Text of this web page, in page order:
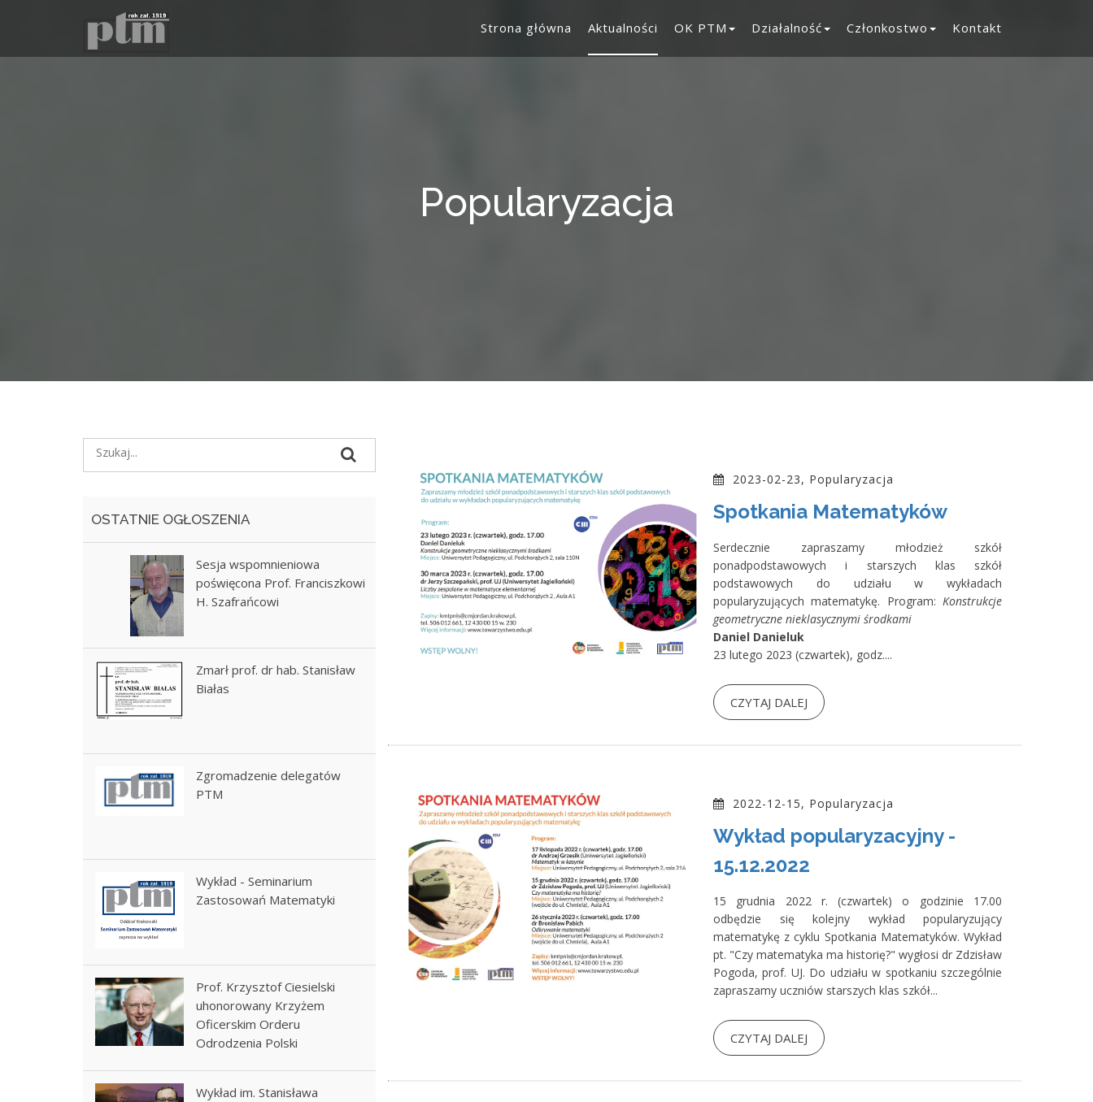
Strona główna Aktualności OK PTM Działalność Członkostwo Kontakt
Popularyzacja
OSTATNIE OGŁOSZENIA
Sesja wspomnieniowa
poświęcona Prof. Franciszkowi
H. Szafrańcowi
Zmarł prof. dr hab. Stanisław
Białas
Zgromadzenie delegatów
PTM
Wykład - Seminarium
Zastosowań Matematyki
Prof. Krzysztof Ciesielski
uhonorowany Krzyżem
Oficerskim Orderu
Odrodzenia Polski
Wykład im. Stanisława
2023-02-23, Popularyzacja
Spotkania Matematyków
Serdecznie zapraszamy młodzież szkół
ponadpodstawowych i starszych klas szkół
podstawowych do udziału w wykładach
popularyzujących matematykę. Program: Konstrukcje
geometryczne nieklasycznymi środkami
Daniel Danieluk
23 lutego 2023 (czwartek), godz....
CZYTAJ DALEJ
2022-12-15, Popularyzacja
Wykład popularyzacyjny -
15.12.2022
15 grudnia 2022 r. (czwartek) o godzinie 17.00
odbędzie się kolejny wykład popularyzujący
matematykę z cyklu Spotkania Matematyków. Wykład
pt. "Czy matematyka ma historię?" wygłosi dr Zdzisław
Pogoda, prof. UJ. Do udziału w spotkaniu szczególnie
zapraszamy uczniów starszych klas szkół...
CZYTAJ DALEJ